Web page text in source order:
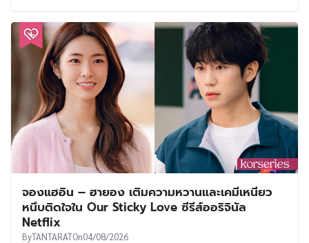
จองแฮอิน – ฮายอง เติมความหวานและเคมีเหนียว
หนึบติดใจใน Our Sticky Love ซีรีส์ออริจินัล
Netflix
ByTANTARATOn04/08/2026